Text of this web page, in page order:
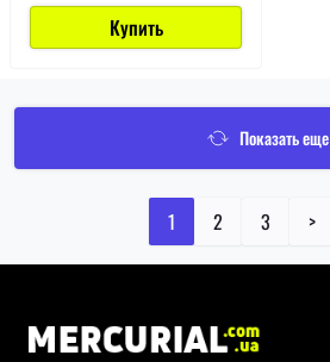
Купить
Показать еще
1 2 3 >